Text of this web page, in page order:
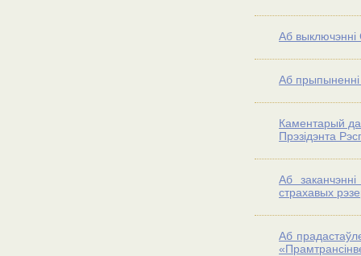
Аб
Аб прыпыненні
Каментарый да
Прэзідэнта
Аб
страхавых
Аб